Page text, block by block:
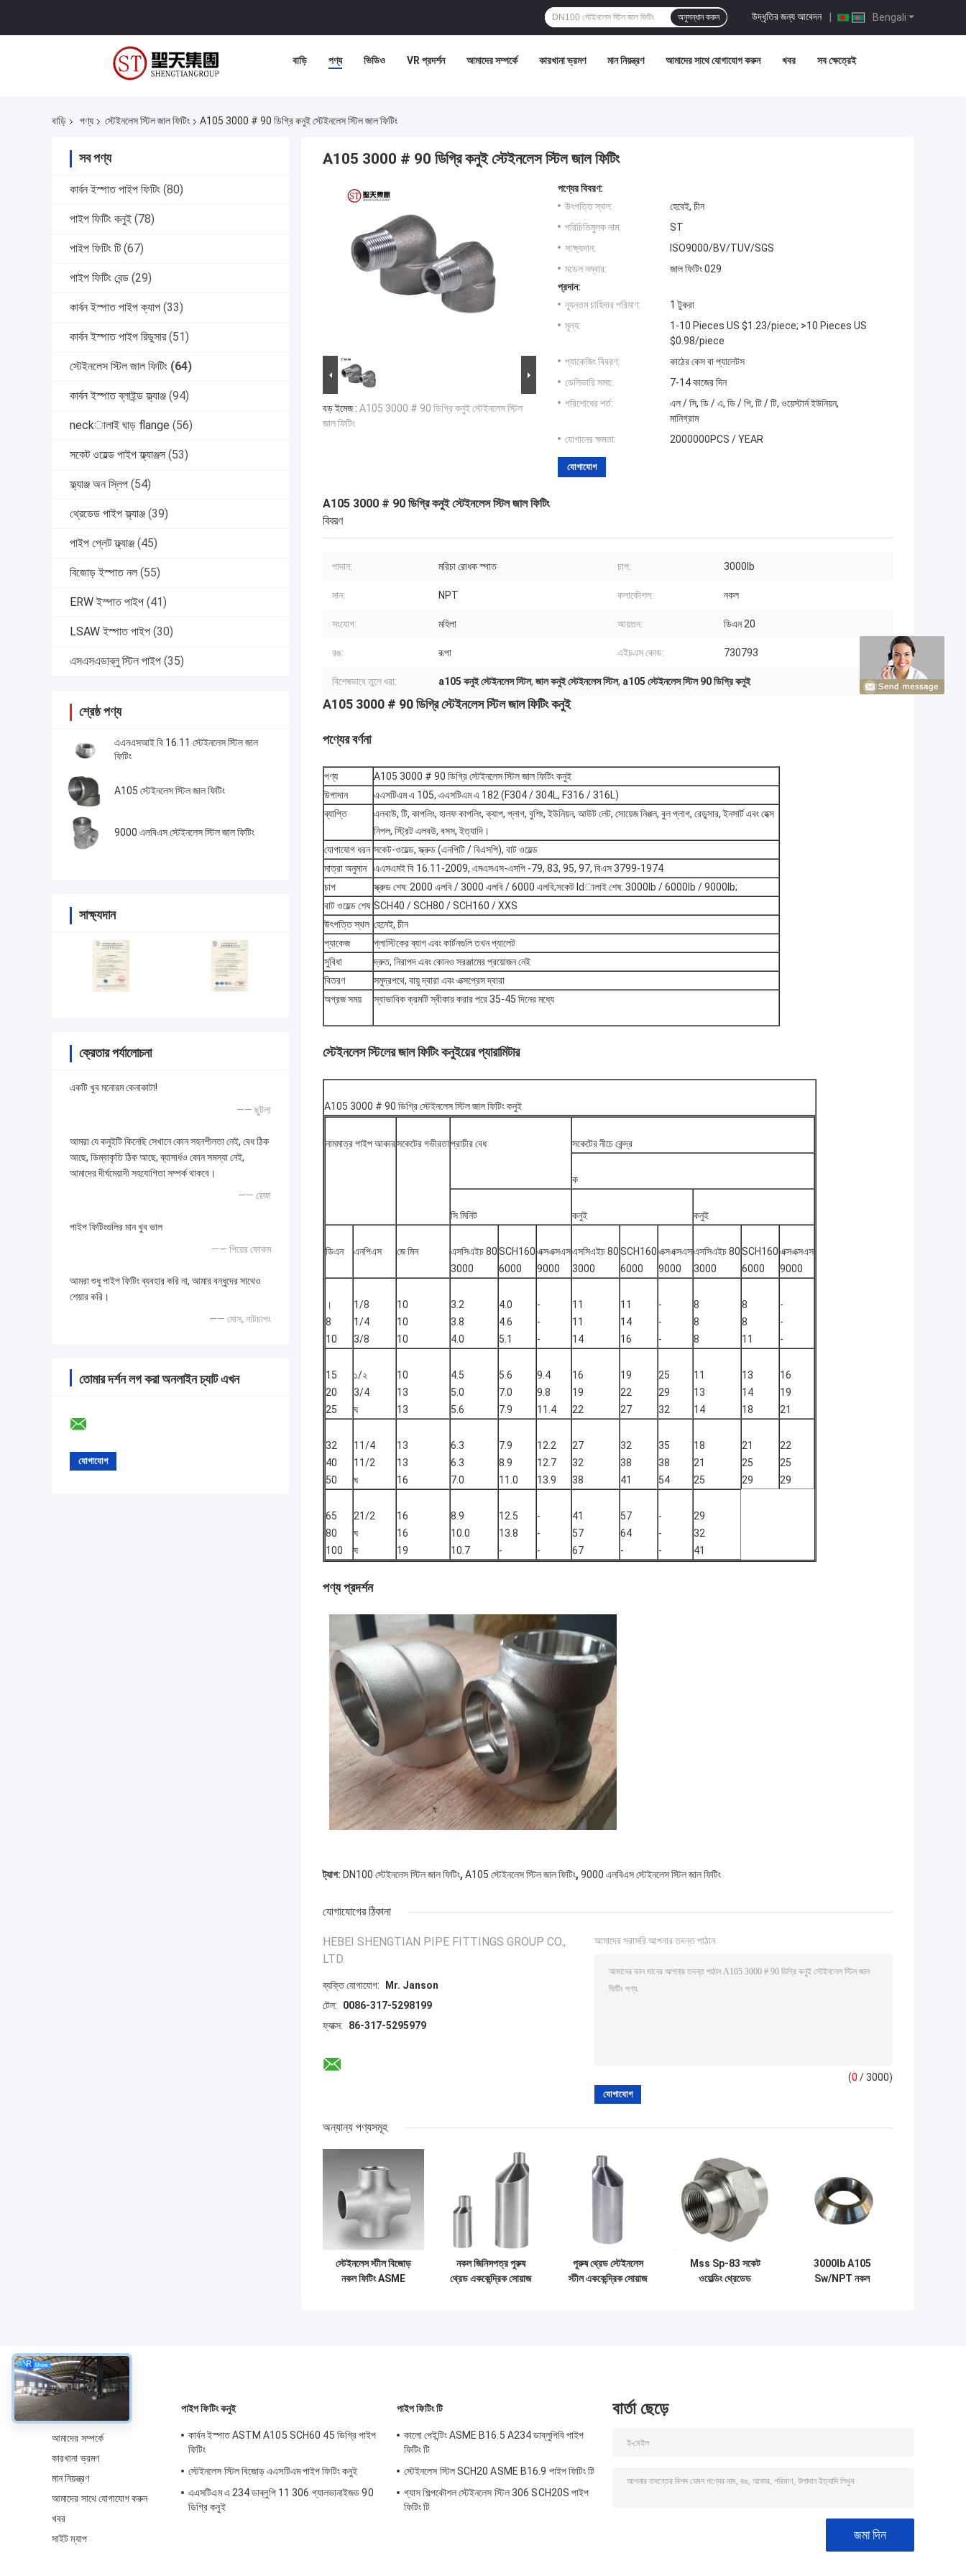
Bengali
উদ্ধৃতির জন্য আবেদন |
অনুসন্ধান করুন
বাড়ি পণ্য ভিডিও VR প্রদর্শন আমাদের সম্পর্কে কারখানা ভ্রমণ মান নিয়ন্ত্রণ আমাদের সাথে যোগাযোগ করুন খবর সব ক্ষেত্রেই
বাড়ি পণ্য স্টেইনলেস স্টিল জাল ফিটিং A105 3000 # 90 ডিগ্রি কনুই স্টেইনলেস স্টিল জাল ফিটিং
সব পণ্য
কার্বন ইস্পাত পাইপ ফিটিং (80)
পাইপ ফিটিং কনুই (78)
পাইপ ফিটিং টি (67)
পাইপ ফিটিং বেন্ড (29)
কার্বন ইস্পাত পাইপ ক্যাপ (33)
কার্বন ইস্পাত পাইপ রিডুসার (51)
স্টেইনলেস স্টিল জাল ফিটিং (64)
কার্বন ইস্পাত ব্লাইন্ড ফ্ল্যাঞ্জ (94)
neckালাই ঘাড় flange (56)
সকেট ওয়েল্ড পাইপ ফ্ল্যাঞ্জস (53)
ফ্ল্যাঞ্জ অন স্লিপ (54)
থ্রেডেড পাইপ ফ্ল্যাঞ্জ (39)
পাইপ প্লেট ফ্ল্যাঞ্জ (45)
বিজোড় ইস্পাত নল (55)
ERW ইস্পাত পাইপ (41)
LSAW ইস্পাত পাইপ (30)
এসএসএডাব্লু স্টিল পাইপ (35)
শ্রেষ্ঠ পণ্য
এএনএসআই বি 16.11 স্টেইনলেস স্টিল জাল
ফিটিং
A105 স্টেইনলেস স্টিল জাল ফিটিং
9000 এলবিএস স্টেইনলেস স্টিল জাল ফিটিং
সাক্ষ্যদান
ক্রেতার পর্যালোচনা
একটি খুব মনোরম কেনাকাটা!
—— ছুটলা
আমরা যে কনুইটি কিনেছি সেখানে কোন সহনশীলতা নেই, বেধ ঠিক
আছে, ডিম্বাকৃতি ঠিক আছে, ব্যাসার্ধও কোন সমস্যা নেই,
আমাদের দীর্ঘমেয়াদী সহযোগিতা সম্পর্ক থাকবে।
—— রেজা
পাইপ ফিটিংগুলির মান খুব ভাল
—— পিয়ের ফোকম
আমরা শুধু পাইপ ফিটিং ব্যবহার করি না, আমার বন্ধুদের সাথেও
শেয়ার করি।
—— মোস, নাটচাপং
তোমার দর্শন লগ করা অনলাইন চ্যাট এখন
A105 3000 # 90 ডিগ্রি কনুই স্টেইনলেস স্টিল জাল ফিটিং
বড় ইমেজ : A105 3000 # 90 ডিগ্রি কনুই স্টেইনলেস স্টিল
জাল ফিটিং
পণ্যের বিবরণ:
উৎপত্তি স্থল:
হেবেই, চীন
পরিচিতিমুলক নাম:
ST
সাক্ষ্যদান:
ISO9000/BV/TUV/SGS
মডেল নম্বার:
জাল ফিটিং 029
প্রদান:
ন্যূনতম চাহিদার পরিমাণ:
1 টুকরা
মূল্য:
1-10 Pieces US $1.23/piece; >10 Pieces US
$0.98/piece
প্যাকেজিং বিবরণ:
কাঠের কেস বা প্যালেটস
ডেলিভারি সময়:
7-14 কাজের দিন
পরিশোধের শর্ত:
এল / সি, ডি / এ, ডি / পি, টি / টি, ওয়েস্টার্ন ইউনিয়ন,
মানিগ্রাম
যোগানের ক্ষমতা:
2000000PCS / YEAR
যোগাযোগ
A105 3000 # 90 ডিগ্রি কনুই স্টেইনলেস স্টিল জাল ফিটিং
বিবরণ
পাদান: মরিচা রোধক স্পাত চাপ: 3000lb
মান: NPT কলাকৌশল: নকল
সংযোগ: মহিলা আয়তন: ডিএন 20
রঙ: রূপা এইচএস কোড: 730793
বিশেষভাবে তুলে ধরা: a105 কনুই স্টেইনলেস স্টিল, জাল কনুই স্টেইনলেস স্টিল, a105 স্টেইনলেস স্টিল 90 ডিগ্রি কনুই
A105 3000 # 90 ডিগ্রি স্টেইনলেস স্টিল জাল ফিটিং কনুই
পণ্যের বর্ণনা
পণ্য
A105 3000 # 90 ডিগ্রি স্টেইনলেস স্টিল জাল ফিটিং কনুই
উপাদান
এএসটিএম এ 105, এএসটিএম এ 182 (F304 / 304L, F316 / 316L)
ব্যাপ্তি
এলবাউ, টি, কাপলিং, হালফ কাপলিং, ক্যাপ, প্লাগ, বুশিং, ইউনিয়ন, আউট লেট, সোয়েজ নিপ্পল, বুল প্লাগ, রেডুসার, ইনসার্ট এবং হেক্স
নিপল, স্ট্রিট এলবউ, বসস, ইত্যাদি।
যোগাযোগ ধরন সকেট-ওয়েল্ড, স্ক্রুড (এনপিটি / বিএসপি), বাট ওয়েল্ড
মাত্রা অনুমান
এএসএমই বি 16.11-2009, এমএসএস-এসপি -79, 83, 95, 97, বিএস 3799-1974
চাপ
স্ক্রুড শেষ: 2000 এলবি / 3000 এলবি / 6000 এলবি;সকেট ldালাই শেষ: 3000lb / 6000lb / 9000lb;
বাট ওয়েল্ড শেষ SCH40 / SCH80 / SCH160 / XXS
উৎপত্তি স্থল হেনেই, চীন
প্যাকেজ
প্লাস্টিকের ব্যাগ এবং কার্টনগুলি তখন প্যালেট
সুবিধা
দ্রুত, নিরাপদ এবং কোনও সরঞ্জামের প্রয়োজন নেই
বিতরণ
সমুদ্রপথে, বায়ু দ্বারা এবং এক্সপ্রেস দ্বারা
অগ্রজ সময়
স্বাভাবিক ক্রমটি স্বীকার করার পরে 35-45 দিনের মধ্যে
স্টেইনলেস স্টিলের জাল ফিটিং কনুইয়ের প্যারামিটার
A105 3000 # 90 ডিগ্রি স্টেইনলেস স্টিল জাল ফিটিং কনুই
নামমাত্র পাইপ আকারসকেটের গভীরতাপ্রাচীর বেধ সকেটের নীচে কেন্দ্র
ক
সি মিনিট কনুই কনুই
ডিএন এনপিএস জে মিন
এসসিএইচ 80
3000
SCH160
6000
এক্সএক্সএস
9000
এসসিএইচ 80
3000
SCH160
6000
এক্সএক্সএস
9000
এসসিএইচ 80
3000
SCH160
6000
এক্সএক্সএস
9000
।
8
10
1/8
1/4
3/8
10
10
10
3.2
3.8
4.0
4.0
4.6
5.1
-
-
-
11
11
14
11
14
16
-
-
-
8
8
8
8
8
11
-
-
-
15
20
25
১/২
3/4
ঘ
10
13
13
4.5
5.0
5.6
5.6
7.0
7.9
9.4
9.8
11.4
16
19
22
19
22
27
25
29
32
11
13
14
13
14
18
16
19
21
32
40
50
11/4
11/2
ঘ
13
13
16
6.3
6.3
7.0
7.9
8.9
11.0
12.2
12.7
13.9
27
32
38
32
38
41
35
38
54
18
21
25
21
25
29
22
25
29
65
80
100
21/2
ঘ
ঘ
16
16
19
8.9
10.0
10.7
12.5
13.8
-
-
-
-
41
57
67
57
64
-
-
-
-
29
32
41
পণ্য প্রদর্শন
ট্যাগ: DN100 স্টেইনলেস স্টিল জাল ফিটিং, A105 স্টেইনলেস স্টিল জাল ফিটিং, 9000 এলবিএস স্টেইনলেস স্টিল জাল ফিটিং
যোগাযোগের ঠিকানা
HEBEI SHENGTIAN PIPE FITTINGS GROUP CO.,
LTD.
ব্যক্তি যোগাযোগ:
Mr. Janson
টেল:
0086-317-5298199
ফ্যাক্স:
86-317-5295979
আমাদের সরাসরি আপনার তদন্ত পাঠান
(0 / 3000)
অন্যান্য পণ্যসমূহ
স্টেইনলেস স্টীল বিজোড়
নকল ফিটিং ASME
নকল জিনিসপত্র পুরুষ
থ্রেড এককেন্দ্রিক সোয়াজ
পুরুষ থ্রেড স্টেইনলেস
স্টীল এককেন্দ্রিক সোয়াজ
Mss Sp-83 সকেট
ওয়েল্ডিং থ্রেডেড
3000lb A105
Sw/NPT নকল
আমাদের সম্পর্কে
কারখানা ভ্রমণ
মান নিয়ন্ত্রণ
আমাদের সাথে যোগাযোগ করুন
খবর
সাইট ম্যাপ
পাইপ ফিটিং কনুই
কার্বন ইস্পাত ASTM A105 SCH60 45 ডিগ্রি পাইপ
ফিটিং
স্টেইনলেস স্টিল বিজোড় এএসটিএম পাইপ ফিটিং কনুই
এএসটিএম এ 234 ডাব্লুপি 11 306 গ্যালভানাইজড 90
ডিগ্রি কনুই
পাইপ ফিটিং টি
কালো পেইন্টিং ASME B16.5 A234 ডাব্লুপিবি পাইপ
ফিটিং টি
স্টেইনলেস স্টিল SCH20 ASME B16.9 পাইপ ফিটিং টি
গ্যাস শিল্পকৌশল স্টেইনলেস স্টিল 306 SCH20S পাইপ
ফিটিং টি
বার্তা ছেড়ে